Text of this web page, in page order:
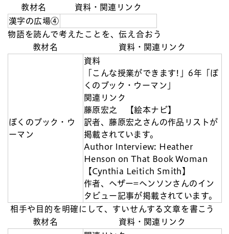
教材名
資料・関連リンク
漢字の広場④
物語を読んで考えたことを、伝え合おう
教材名
資料・関連リンク
ぼくのブック・ウ
ーマン
資料
「こんな授業ができます!」6年「ぼ
くのブック・ウーマン」
関連リンク
藤原宏之 【絵本ナビ】
訳者、藤原宏之さんの作品リストが
掲載されています。
Author Interview: Heather
Henson on That Book Woman
【Cynthia Leitich Smith】
作者、ヘザー=ヘンソンさんのイン
タビュー記事が掲載されています。
相手や目的を明確にして、すいせんする文章を書こう
教材名
資料・関連リンク